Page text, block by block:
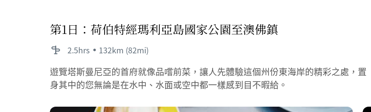
第1日：荷伯特經瑪利亞島國家公園至澳佛鎮
2.5hrs 132km (82mi)
遊覽塔斯曼尼亞的首府就像品嚐前菜，讓人先體驗這個州份東海岸的精彩之處，置
身其中的您無論是在水中、水面或空中都一樣感到目不暇給。